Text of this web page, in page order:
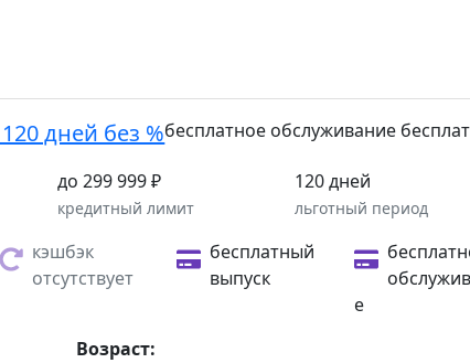
дней без %бесплатное обслуживание
до 299 999 ₽
кредитный лимит
120 дней
льготный период
кэшбэк
отсутствует
бесплатный
выпуск
е
Возраст: